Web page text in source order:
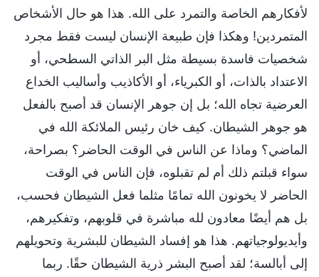
لأفكارهم الخاصة والتمرد على الله. هذا هو حال الأشخاص
المتمردين! وهكذا فإن طبيعة الإنسان ليست فقط مجرد
شخصيات فاسدة بسيطة مثل البر الذاتي السطحي، أو
الاعتداد بالذات، أو الكبرياء، أو الأكاذيب وأساليب الخداع
العرضية تجاه الله؛ بل إن جوهر الإنسان قد أصبح بالفعل
هو جوهر الشيطان. كيف خان رئيس الملائكة الله في
الماضي؟ وماذا عن الناس في الوقت الحاضر؟ بصراحة،
سواء قبلتم ذلك أم لم تقبلوه، فإن الناس في الوقت
الحاضر لا يخونون الله تمامًا مثلما فعل الشيطان فحسب،
بل هم أيضًا معادون لله مباشرة في قلوبهم، وتفكيرهم،
وأيديولوجياتهم. هذا هو إفساد الشيطان للبشرية وتحويلهم
إلى أبالسة؛ لقد أصبح البشر ذرية الشيطان حقًا. ربما